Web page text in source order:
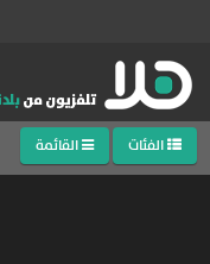
الفئات القائمة